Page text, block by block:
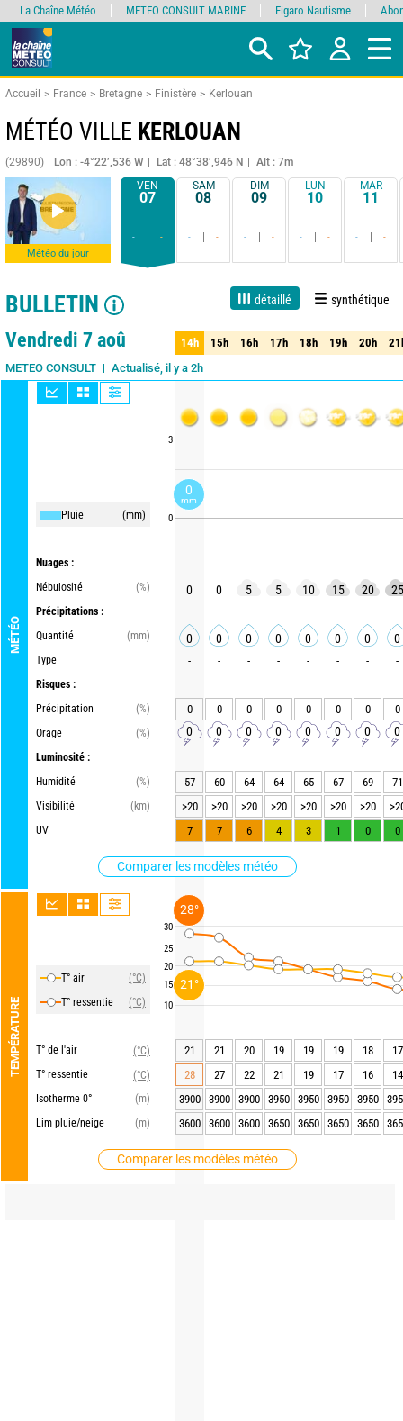
Accueil France Bretagne Finistère Kerlouan
MÉTÉO VILLE KERLOUAN
(29890) Lon : -4°22’,536 W Lat : 48°38’,946 N Alt : 7m
Météo du jour
VEN
07
- -
SAM
08
- -
DIM
09
- -
LUN
10
- -
MAR
11
- -
BULLETIN détaillé synthétique
Live 1 jour 3 jours 15 jours Fiabilité 90%
Vendredi 7 aoû
METEO CONSULT Actualisé, il y a 2h
MÉTÉO
Pluie (mm)
Nuages :
Nébulosité
(%)
Précipitations :
Quantité
(mm)
Type
Risques :
Précipitation
(%)
Orage
(%)
Luminosité :
Humidité
(%)
Visibilité
(km)
UV
Comparer les modèles météo
TEMPÉRATURE
T° air
(°C)
T° ressentie
(°C)
T° de l'air
(°C)
T° ressentie
(°C)
Isotherme 0°
(m)
Lim pluie/neige
(m)
Comparer les modèles météo
3
0
30
25
20
15
10
14h 15h 16h 17h 18h 19h 20h
14h 15h 16h 17h 18h 19h 20h
0 0 5 5 10 15 20 25
0 0 0 0 0 0 0 0
- - - - - - - -
0 0 0 0 0 0 0 0
0 0 0 0 0 0 0 0
57 60 64 64 65 67 69
71
>20
>20 >20 >20 >20 >20 >20
7
7 6 4 3 1 0 0
21 21 20 19 19 19 18
17
28
27 22 21 19 17 16
14
3900
3900 3900 3950 3950 3950 3950
3600
3600 3600 3650 3650 3650 3650
La Chaîne Météo METEO CONSULT MARINE Figaro Nautisme
0
mm
21°
28°